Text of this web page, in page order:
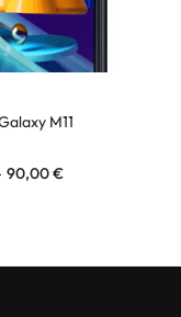
M11
90,00€